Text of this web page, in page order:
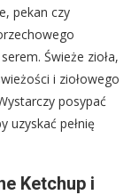
pekan czy
Świeże zioła,
i ziołowego
posypać
uzyskać pełnię
Ketchup i